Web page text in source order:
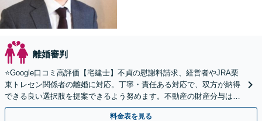
離婚審判
⭐️Google口コミ高評価【宅建士】不貞の慰謝料請求、経営者やJRA栗
東トレセン関係者の離婚に対応。丁寧・責任ある対応で、双方が納得
できる良い選択肢を提案できるよう努めます。不動産の財産分与はお
任せ【予約で夜間・休日対応可】【駐車場あり】
料金表を見る